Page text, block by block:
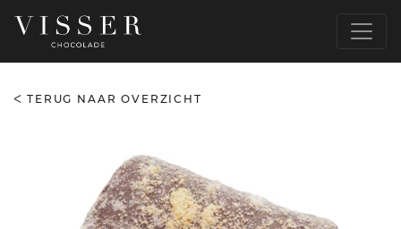
TERUG NAAR OVERZICHT